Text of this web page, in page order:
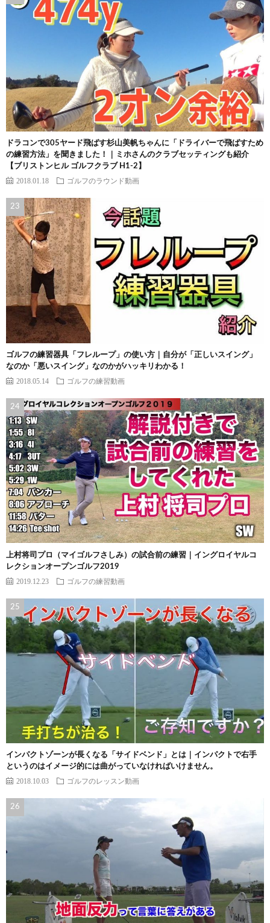
ドラコンで305ヤード飛ばす杉山美帆ちゃんに「ドライバーで飛ばすため
の練習方法」を聞きました！｜ミホさんのクラブセッティングも紹介
【ブリストンヒル ゴルフクラブ H1-2】
2018.01.18 ゴルフのラウンド動画
ゴルフの練習器具「フレループ」の使い方｜自分が「正しいスイング」
なのか「悪いスイング」なのかがハッキリわかる！
2018.05.14 ゴルフの練習動画
上村将司プロ（マイゴルフさしみ）の試合前の練習｜イングロイヤルコ
レクションオープンゴルフ2019
2019.12.23 ゴルフの練習動画
インパクトゾーンが長くなる「サイドベンド」とは｜インパクトで右手
というのはイメージ的には曲がっていなければいけません。
2018.10.03 ゴルフのレッスン動画